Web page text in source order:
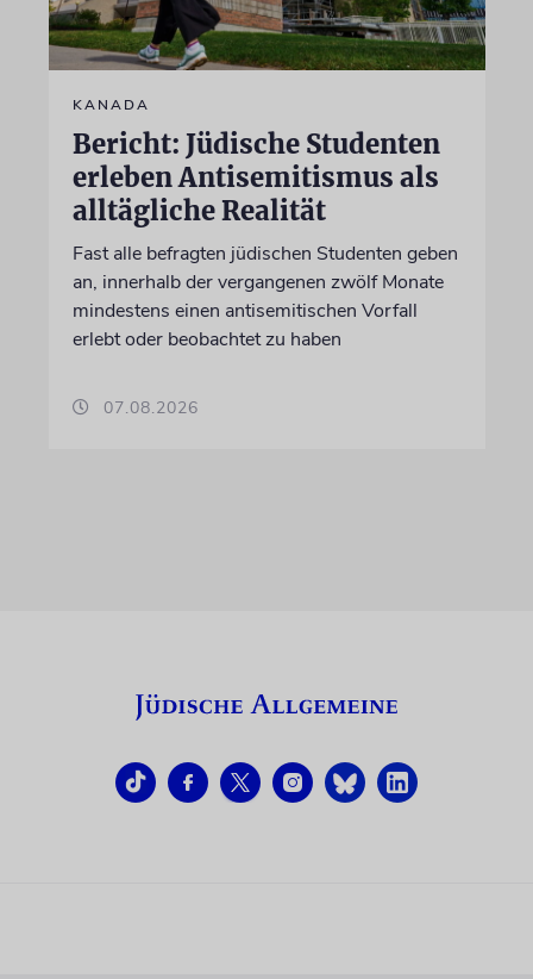
KANADA
Bericht: Jüdische Studenten
erleben Antisemitismus als
alltägliche Realität
Fast alle befragten jüdischen Studenten geben
an, innerhalb der vergangenen zwölf Monate
mindestens einen antisemitischen Vorfall
erlebt oder beobachtet zu haben
07.08.2026